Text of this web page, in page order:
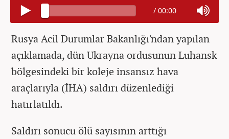
/ 00:00
Rusya Acil Durumlar Bakanlığı'ndan yapılan
açıklamada, dün Ukrayna ordusunun Luhansk
bölgesindeki bir koleje insansız hava
araçlarıyla (İHA) saldırı düzenlediği
hatırlatıldı.
Saldırı sonucu ölü sayısının arttığı